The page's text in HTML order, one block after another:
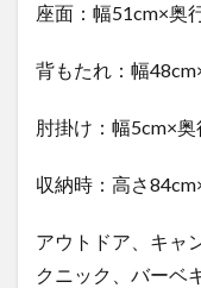
座面：幅51cm×奥
背もたれ：幅48cm
肘掛け：幅5cm×奥
収納時：高さ84cm
アウトドア、キャ
クニック、バーベ